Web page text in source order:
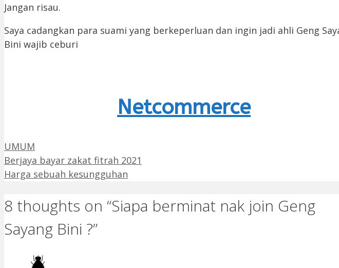
Jangan risau.
Saya cadangkan para suami yang berkeperluan dan ingin jadi ahli Geng
Bini wajib ceburi
Netcommerce
Categories
UMUM
Berjaya bayar zakat fitrah 2021
Harga sebuah kesungguhan
8 thoughts on “Siapa berminat nak join Geng
Sayang Bini ?”